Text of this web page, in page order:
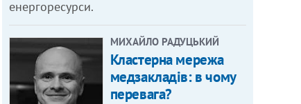
енергоресурси.
МИХАЙЛО РАДУЦЬКИЙ
Кластерна мережа
медзакладів: в чому
перевага?